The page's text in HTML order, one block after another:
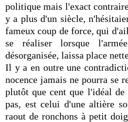
politique mais l'exact
y a plus d'un siècle,
fameux coup de force, qui
se réaliser lorsque
désorganisée, laissa place
Il y a en outre une
nocence jamais ne pourra se
plutôt que cent que l'idéal
pas, est celui d'une altière
raout de ronchons à petit